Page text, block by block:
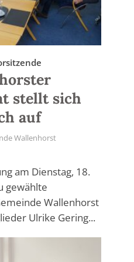
stellt sich
auf
Wallenhorst
am Dienstag, 18.
gewählte
Wallenhorst
Ulrike Gering...